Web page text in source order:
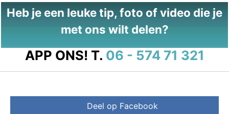
Heb je een leuke tip, foto of video die je
met ons wilt delen?
APP ONS! T. 06 - 574 71 321
Deel op Facebook